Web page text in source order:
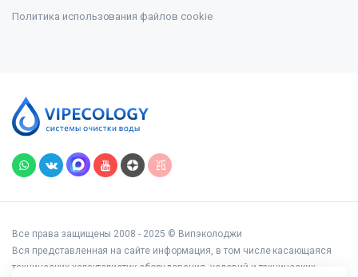
Политика использования файлов cookie
Все права защищены 2008 - 2025 © Випэколоджи
Вся представленная на сайте информация, в том числе касающаяся
технических характеристик оборудования, условий и технических